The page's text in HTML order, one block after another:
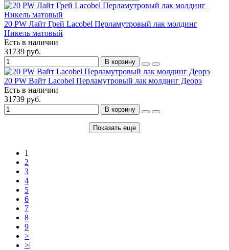
20 PW Лайт Грей Lacobel Перламутровый лак молдинг
Никель матовый
Есть в наличии
31739 руб.
В корзину
20 PW Вайт Lacobel Перламутровый лак молдинг Деорэ
Есть в наличии
31739 руб.
В корзину
Показать еще
1
2
3
4
5
6
7
8
9
>
>|